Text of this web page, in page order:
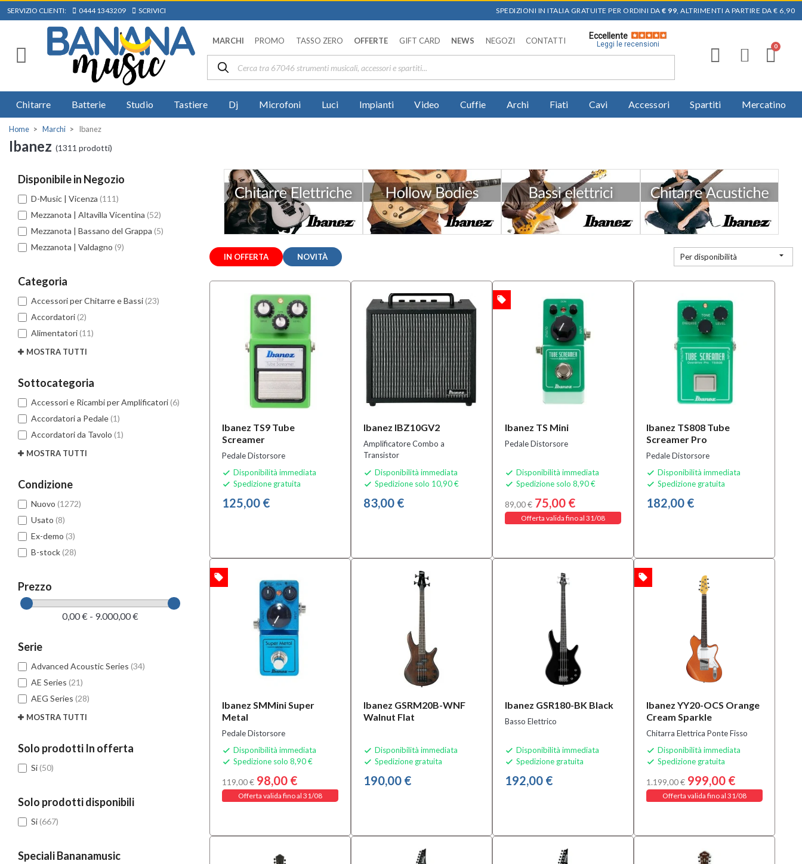
SERVIZIO CLIENTI: 0444 1343209 SCRIVICI SPEDIZIONI IN ITALIA GRATUITE PER ORDINI DA € 99, ALTRIMENTI A PARTIRE DA € 6,90
MARCHI PROMO TASSO ZERO OFFERTE GIFT CARD NEWS NEGOZI CONTATTI
Eccellente
Leggi le recensioni
Chitarre Batterie Studio Tastiere Dj Microfoni Luci Impianti Video Cuffie Archi Fiati Cavi Accessori Spartiti Mercatino
Home Marchi Ibanez
Ibanez (1311 prodotti)
Disponibile in Negozio
D-Music | Vicenza (111)
Mezzanota | Altavilla Vicentina (52)
Mezzanota | Bassano del Grappa (5)
Mezzanota | Valdagno (9)
Categoria
Accessori per Chitarre e Bassi(23)
Accordatori(2)
Alimentatori(11)
MOSTRA TUTTI
Sottocategoria
Accessori e Ricambi per Amplificatori(6)
Accordatori a Pedale(1)
Accordatori da Tavolo (1)
MOSTRA TUTTI
Condizione
Nuovo (1272)
Usato (8)
Ex-demo (3)
B-stock(28)
Prezzo
0,00 € - 9.000,00 €
Serie
Advanced Acoustic Series (34)
AE Series (21)
AEG Series (28)
MOSTRA TUTTI
Solo prodotti In offerta
Si(50)
Solo prodotti disponibili
Si(667)
Speciali Bananamusic
IN OFFERTA NOVITÀ Per disponibilità 
Ibanez TS9 Tube
Screamer
Pedale Distorsore
 Disponibilità immediata
 Spedizione gratuita
125,00 €
Ibanez IBZ10GV2
Amplificatore Combo a
Transistor
 Disponibilità immediata
 Spedizione solo 10,90 €
83,00 €
Ibanez TS Mini
Pedale Distorsore
 Disponibilità immediata
 Spedizione solo 8,90 €
89,00 € 75,00 €
Offerta valida fino al 31/08
OFFERTA local_offer
Ibanez TS808 Tube
Screamer Pro
Pedale Distorsore
 Disponibilità immediata
 Spedizione gratuita
182,00 €
Ibanez SMMini Super
Metal
Pedale Distorsore
 Disponibilità immediata
 Spedizione solo 8,90 €
119,00 € 98,00 €
Offerta valida fino al 31/08
local_offer
Ibanez GSRM20B-WNF
Walnut Flat
 Disponibilità immediata
 Spedizione gratuita
190,00 €
Ibanez GSR180-BK Black
Basso Elettrico
 Disponibilità immediata
 Spedizione gratuita
192,00 €
Ibanez YY20-OCS Orange
Cream Sparkle
Chitarra Elettrica Ponte Fisso
 Disponibilità immediata
 Spedizione gratuita
1.199,00 € 999,00 €
Offerta valida fino al 31/08
local_offer